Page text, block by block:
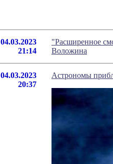
04.03.2023
21:14
"Расширенное
Воложина
04.03.2023
20:37
Астрономы